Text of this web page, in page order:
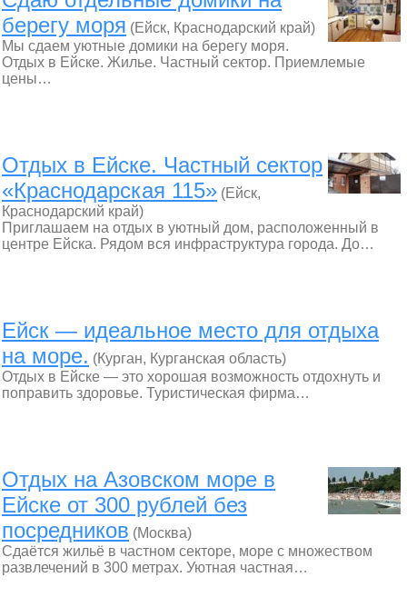
берегу моря (Ейск, Краснодарский край)
Мы сдаем уютные домики на берегу моря.
Отдых в Ейске. Жилье. Частный сектор. Приемлемые
цены…
Отдых в Ейске. Частный сектор
«Краснодарская 115» (Ейск,
Краснодарский край)
Приглашаем на отдых в уютный дом, расположенный в
центре Ейска. Рядом вся инфраструктура города. До…
Ейск — идеальное место для отдыха
на море. (Курган, Курганская область)
Отдых в Ейске — это хорошая возможность отдохнуть и
поправить здоровье. Туристическая фирма…
Отдых на Азовском море в
Ейске от 300 рублей без
посредников (Москва)
Сдаётся жильё в частном секторе, море с множеством
развлечений в 300 метрах. Уютная частная…